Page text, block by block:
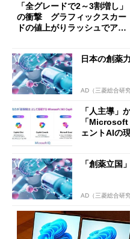
「全グレードで2～3割増し」
の衝撃 グラフィックスカー
ドの値上がりラッシュでアキ
日本の創薬
AD（三菱総合研究
「人主導
「
ェントAIの
「創薬立国
AD（三菱総合研究